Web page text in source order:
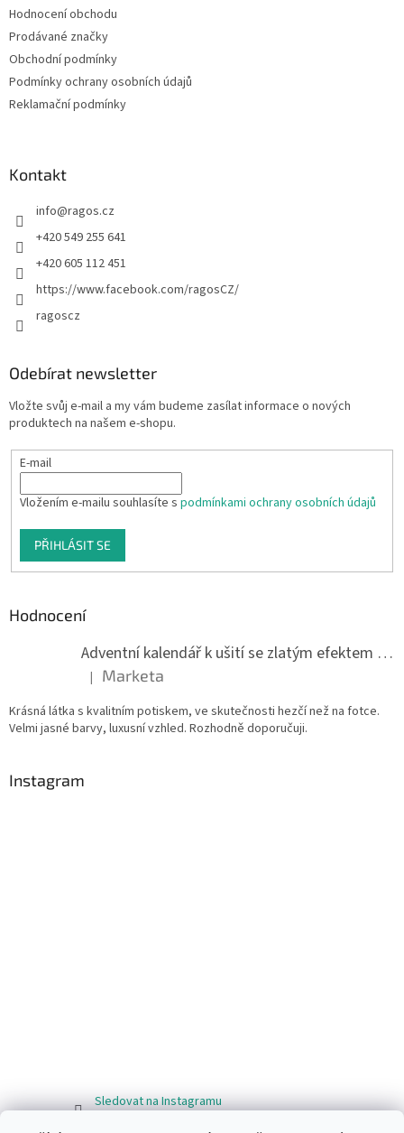
Hodnocení obchodu
Prodávané značky
Obchodní podmínky
Podmínky ochrany osobních údajů
Reklamační podmínky
Kontakt
info@ragos.cz
+420 549 255 641
+420 605 112 451
https://www.facebook.com/ragosCZ/
ragoscz
Odebírat newsletter
Vložte svůj e-mail a my vám budeme zasílat informace o nových
produktech na našem e-shopu.
E-mail
Vložením e-mailu souhlasíte s podmínkami ochrany osobních údajů
PŘIHLÁSIT SE
Hodnocení
Adventní kalendář k ušití se zlatým efektem 042Q
Hodnocení produktu je 5 z 5 hvězdiček.
| Marketa
Krásná látka s kvalitním potiskem, ve skutečnosti hezčí než na fotce.
Velmi jasné barvy, luxusní vzhled. Rozhodně doporučuji.
Instagram
Sledovat na Instagramu